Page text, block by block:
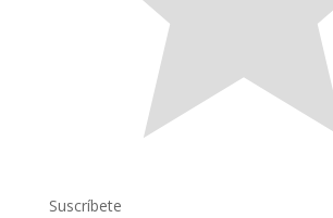
Suscríbete